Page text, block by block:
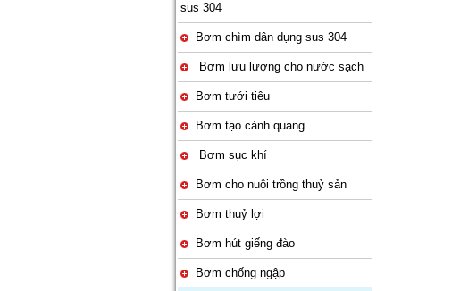
sus 304
Bơm chìm dân dụng sus 304
Bơm lưu lượng cho nước sạch
Bơm tưới tiêu
Bơm tạo cảnh quang
Bơm sục khí
Bơm cho nuôi trồng thuỷ sản
Bơm thuỷ lợi
Bơm hút giếng đào
Bơm chống ngập